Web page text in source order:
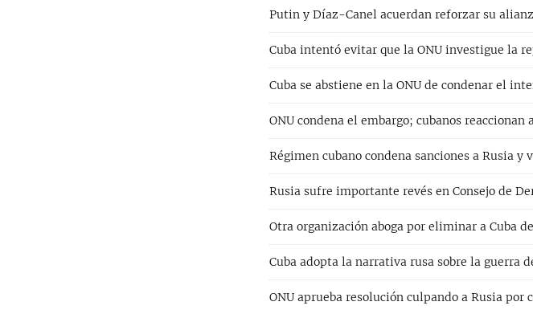
Putin y Díaz-Canel acuerdan reforzar su
Cuba intentó evitar que la ONU investigue la
Cuba se abstiene en la ONU de condenar el
ONU condena el embargo; cubanos reaccionan
Régimen cubano condena sanciones a Rusia
Rusia sufre importante revés en Consejo de
Otra organización aboga por eliminar a Cuba
Cuba adopta la narrativa rusa sobre la guerra
ONU aprueba resolución culpando a Rusia por